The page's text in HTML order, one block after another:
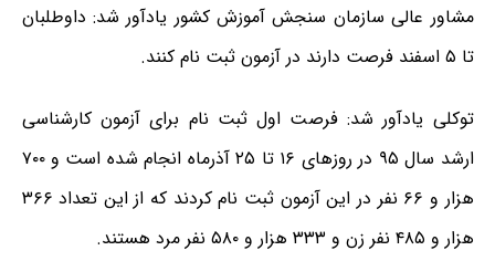
مشاور عالی سازمان سنجش آموزش کشور یادآور شد: داوطلبان
تا ۵ اسفند فرصت دارند در آزمون ثبت نام کنند.
توکلی یادآور شد: فرصت اول ثبت نام برای آزمون کارشناسی
ارشد سال ۹۵ در روزهای ۱۶ تا ۲۵ آذرماه انجام شده است و ۷۰۰
هزار و ۶۶ نفر در این آزمون ثبت نام کردند که از این تعداد ۳۶۶
هزار و ۴۸۵ نفر زن و ۳۳۳ هزار و ۵۸۰ نفر مرد هستند.